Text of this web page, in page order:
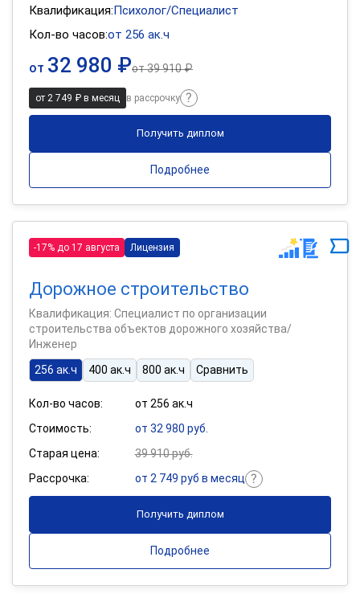
Квалификация:Психолог/Специалист
Кол-во часов:от 256 ак.ч
от 32 980 ₽от39 910 ₽
от 2 749 ₽ в месяц в рассрочку
Получить диплом
Подробнее
-17% до 17 августа Лицензия
Дорожное строительство
Квалификация: Специалист по организации
строительства объектов дорожного хозяйства/
Инженер
256 ак.ч
400 ак.ч 800 ак.ч Сравнить
Кол-во часов:
от 256 ак.ч
Стоимость:
от 32 980 руб.
Старая цена:
39 910 руб.
Рассрочка:
от 2 749 руб в месяц
Получить диплом
Подробнее